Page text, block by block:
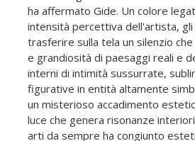
ha affermato Gide. Un colore
intensità percettiva dell'artista,
trasferire sulla tela un silenzio
e grandiosità di paesaggi reali e
interni di intimità sussurrate,
figurative in entità altamente
un misterioso accadimento
luce che genera risonanze
arti da sempre ha congiunto